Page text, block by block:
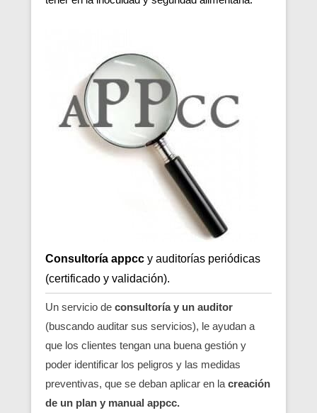
Consultoría appcc y auditorías periódicas
(certificado y validación).
Un servicio de consultoría y un auditor
(buscando auditar sus servicios), le ayudan a
que los clientes tengan una buena gestión y
poder identificar los peligros y las medidas
preventivas, que se deban aplicar en la creación
de un plan y manual appcc.